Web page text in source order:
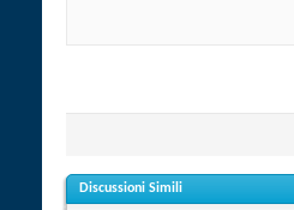
Discussioni Simili